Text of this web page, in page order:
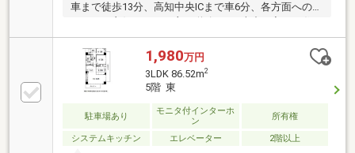
車まで徒歩13分、高知中央ICまで車6分、各方面へのア
宅街に位置しており、住宅環境にも適しています。■
現在、平面駐車場(10000円)と機械式駐車場(4000円)の
2区画引継ぎ可能です。 ■周辺にはコンビニやスーパ
ー、飲食店等が点在しており日々の生活に便利な立地
まで徒歩3分の近さでお子様を安心して送り出せま
す。■ペット相談可能です。詳細はお問い合わせ下さ
い！
1,980万円
3LDK 86.52m2
5階 東
駐車場あり
モニタ付インターホ
ン
所有権
システムキッチン エレベーター 2階以上